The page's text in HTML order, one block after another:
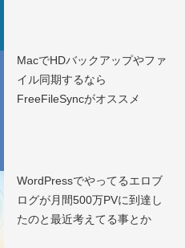
MacでHDバックアップやファ
イル同期するなら
FreeFileSyncがオススメ
WordPressでやってるエロブ
ログが月間500万PVに到達し
たのと最近考えてる事とか